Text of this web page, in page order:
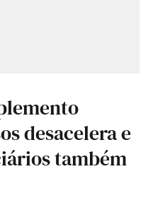
desacelera e
também